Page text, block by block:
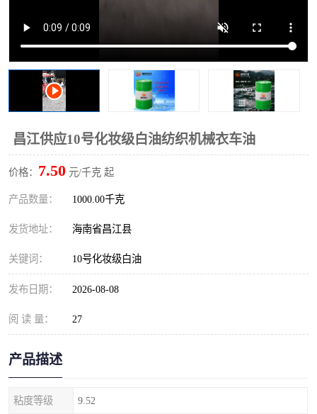
昌江供应10号化妆级白油纺织机械衣车油
价格： 7.50 元/千克 起
产品数量： 1000.00千克
发货地址： 海南省昌江县
关键词： 10号化妆级白油
发布日期： 2026-08-08
阅 读 量： 27
产品描述
粘度等级 9.52